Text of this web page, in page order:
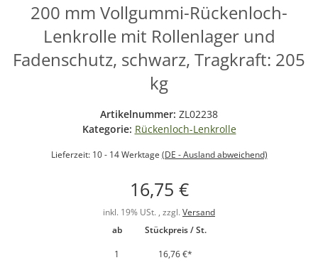
200 mm Vollgummi-Rückenloch-
Lenkrolle mit Rollenlager und
Fadenschutz, schwarz, Tragkraft: 205
kg
Artikelnummer: ZL02238
Kategorie: Rückenloch-Lenkrolle
Lieferzeit: 10 - 14 Werktage (DE - Ausland abweichend)
16,75 €
inkl. 19% USt. , zzgl. Versand
ab
Stückpreis / St.
1
16,76 €*